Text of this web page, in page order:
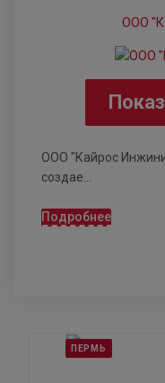
ООО
ООО "Кайрос
создае...
Подробнее
ПЕРМЬ